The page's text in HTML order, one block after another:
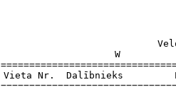
W
Vieta Nr.  Dalībnieks